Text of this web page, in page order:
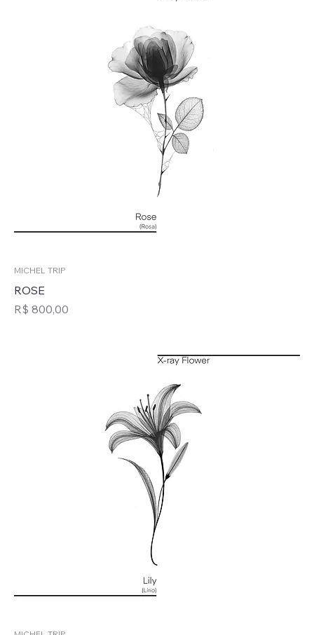
MICHEL TRIP
ROSE
Preço
R$ 800,00